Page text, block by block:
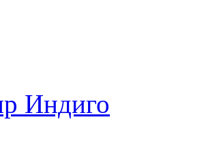
Индиго